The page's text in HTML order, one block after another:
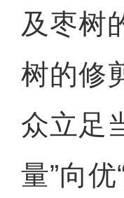
及枣树
树的修
众立足
量”向